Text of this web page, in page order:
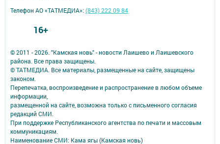
© 2011 - 2026. "Камская новь" - новости Лаишево и Лаишевского
района. Все права защищены.
© ТАТМЕДИА. Все материалы, размещенные на сайте, защищены
законом.
Перепечатка, воспроизведение и распространение в любом объеме
информации,
размещенной на сайте, возможна только с письменного согласия
редакций СМИ.
При поддержке Республиканского агентства по печати и массовым
коммуникациям.
Наименование СМИ: Кама ягы (Камская новь)
Телефон АО «ТАТМЕДИА»:(843) 222 09 84
16+